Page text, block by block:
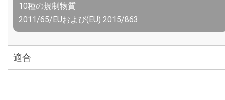
10種の規制物質
2011/65/EUおよび(EU) 2015/863
適合